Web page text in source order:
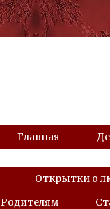
Главная
Открытки о
Родителям